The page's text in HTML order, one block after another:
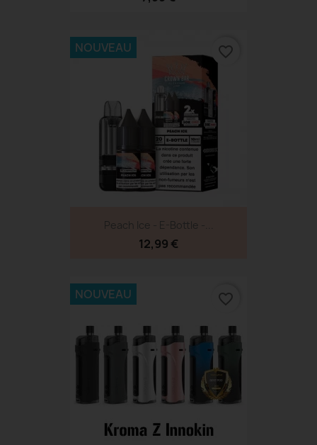
Peach Ice - E-Bottle -...
12,99 €
NOUVEAU favorite_border
NOUVEAU favorite_border